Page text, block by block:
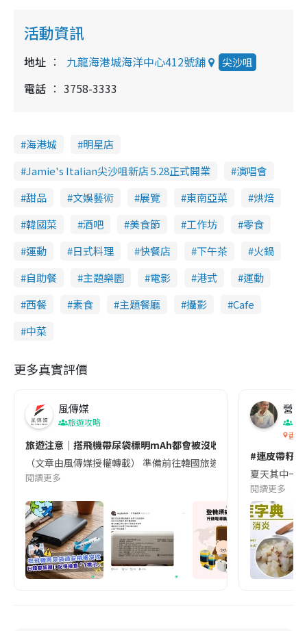
活動資訊
地址 九龍海港城海洋中心412號舖 尖沙咀
電話 3758-3333
海港城
明星店
Jamie's Italian尖沙咀新店 5.28正式開業
演唱會
甜品
文娛藝術 展覽 東南亞菜
烘焙
韓國菜
酒吧 美食節 工作坊
零食
運動
日式料理 快餐店 下午茶
火鍋
自助餐
主題樂園 電影 港式
運動
西餐
素食 主題餐廳 攝影
Cafe
中菜
更多真實評價
風傳媒
旅遊攻略
旅遊注意｜搭飛機帶尿袋標明mAh都會被沒收😱出發前切記檢查
（文章由風傳媒授權轉載） 準備前往韓國旅遊的民眾，近期要
閱讀更多
營養
香港
#連皮帶籽
夏天其中一
閱讀更多